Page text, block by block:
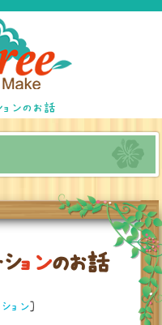
ンのお話
ショ ンのお話
ョン]